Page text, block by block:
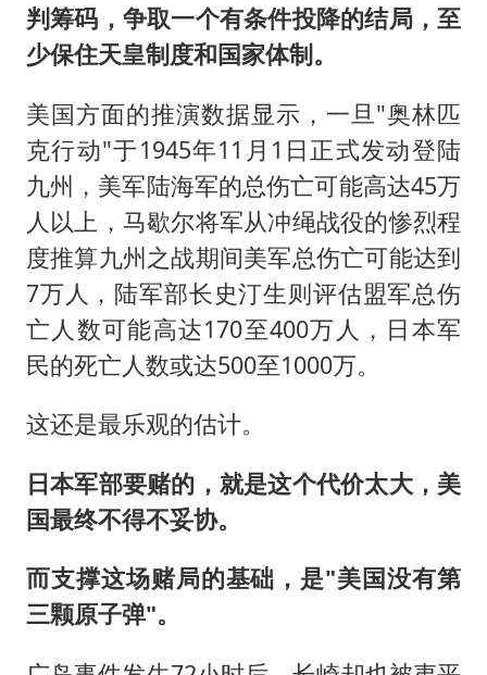
判筹码，争取一个有条件投降的结局，至
少保住天皇制度和国家体制。
美国方面的推演数据显示，一旦"奥林匹
克行动"于1945年11月1日正式发动登陆
九州，美军陆海军的总伤亡可能高达45万
人以上，马歇尔将军从冲绳战役的惨烈程
度推算九州之战期间美军总伤亡可能达到
7万人，陆军部长史汀生则评估盟军总伤
亡人数可能高达170至400万人，日本军
民的死亡人数或达500至1000万。
这还是最乐观的估计。
日本军部要赌的，就是这个代价太大，美
国最终不得不妥协。
而支撑这场赌局的基础，是"美国没有第
三颗原子弹"。